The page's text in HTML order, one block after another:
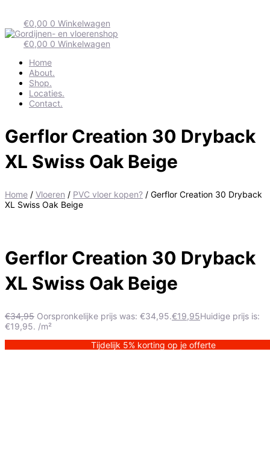
€0,00 0 Winkelwagen
€0,00 0 Winkelwagen
Home
About.
Shop.
Locaties.
Contact.
Gerflor Creation 30 Dryback
XL Swiss Oak Beige
Home / Vloeren / PVC vloer kopen? / Gerflor Creation 30 Dryback
XL Swiss Oak Beige
Gerflor Creation 30 Dryback
XL Swiss Oak Beige
€34,95 Oorspronkelijke prijs was: €34,95.€19,95Huidige prijs is:
€19,95. /m²
Tijdelijk 5% korting op je offerte